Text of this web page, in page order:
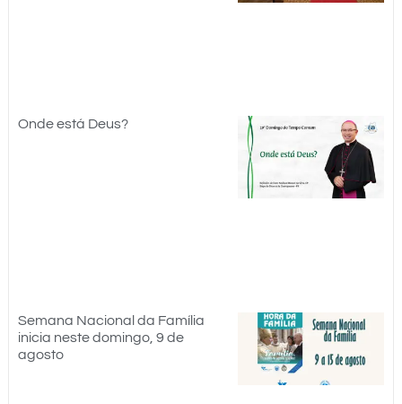
Onde está Deus?
Semana Nacional da Família
inicia neste domingo, 9 de
agosto